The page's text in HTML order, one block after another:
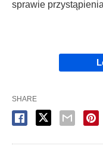
sprawie
SHARE